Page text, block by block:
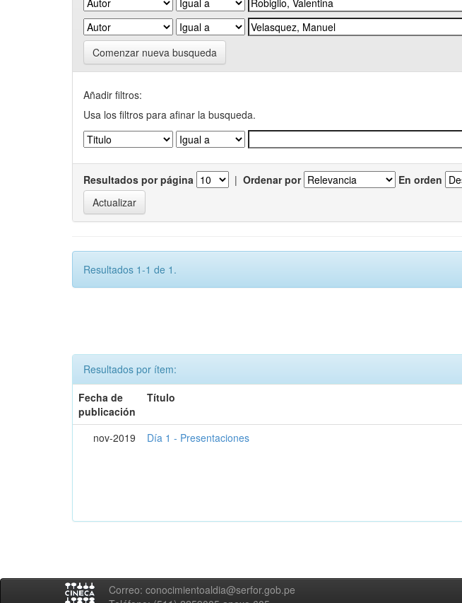
Comenzar nueva busqueda
Añadir filtros:
Usa los filtros para afinar la busqueda.
Resultados por página | Ordenar por En orden
Resultados 1-1 de 1.
Resultados por ítem:
Fecha de
publicación
Título
nov-2019 Día 1 - Presentaciones
Correo: conocimientoaldia@serfor.gob.pe